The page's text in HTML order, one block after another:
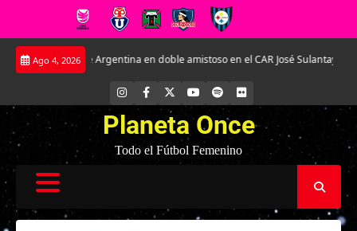
Saltar
Ago 4, 2026
Argentina en doble amistoso en el CAR José Sulantay. Conversamos en
INSTAGRAM
FACEBOOK YOUTUBE
SPOTIFYFLICKR
Planeta Once
Todo el Fútbol Femenino